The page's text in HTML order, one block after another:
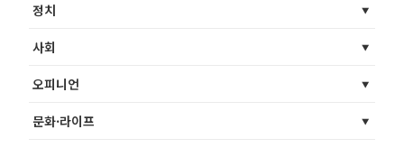
정치
사회
오피니언
문화·라이프